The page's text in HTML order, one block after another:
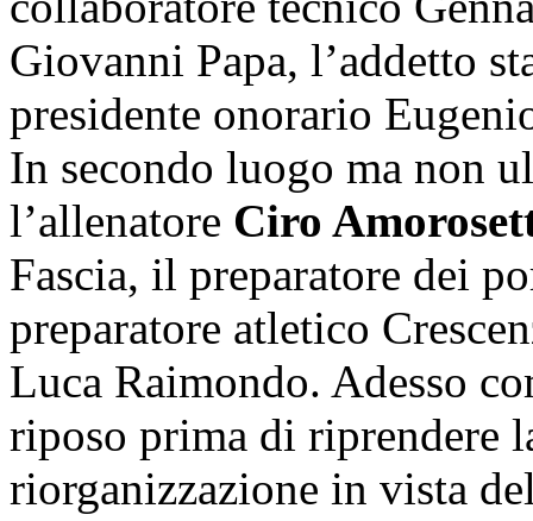
Giovanni Papa, l’addetto
presidente onorario
In secondo luogo ma non
l’allenatore Ciro
Fascia, il preparatore dei
preparatore atletico
Luca Raimondo. Adesso
riposo prima di riprendere
riorganizzazione in vista